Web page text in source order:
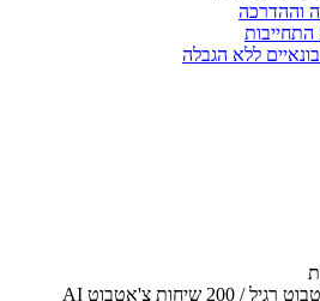
וההדרכה
ללא הגבלה